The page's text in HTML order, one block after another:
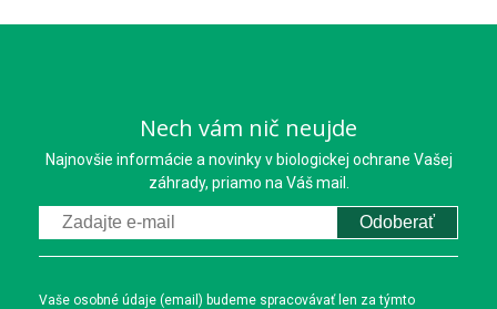
Nech vám nič neujde
Najnovšie informácie a novinky v biologickej ochrane Vašej
záhrady, priamo na Váš mail.
Odoberať
Vaše osobné údaje (email) budeme spracovávať len za týmto